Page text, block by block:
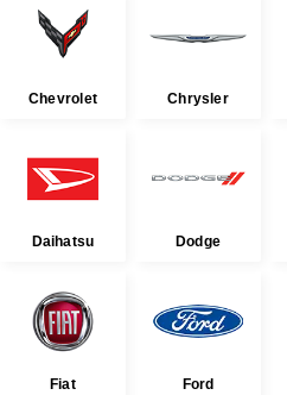
Chevrolet Chrysler
Daihatsu Dodge
Fiat Ford